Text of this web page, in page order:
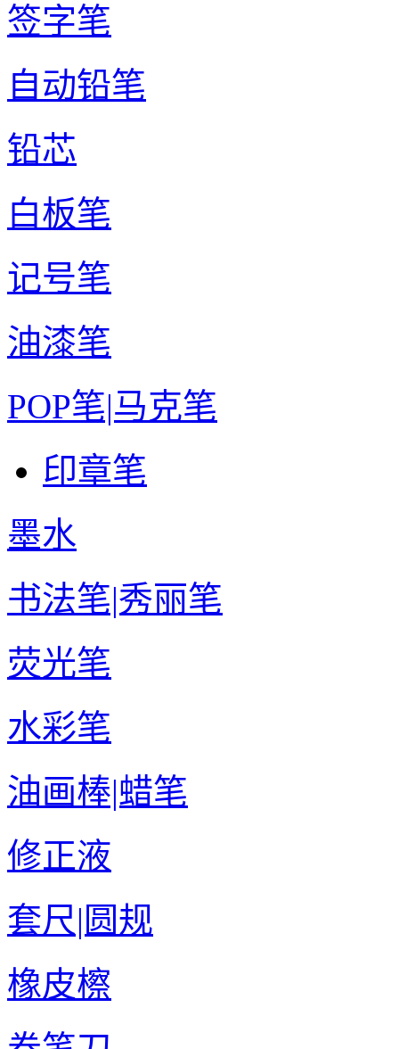
签字笔
自动铅笔
铅芯
白板笔
记号笔
油漆笔
POP笔|马克笔
印章笔
墨水
书法笔|秀丽笔
荧光笔
水彩笔
油画棒|蜡笔
修正液
套尺|圆规
橡皮檫